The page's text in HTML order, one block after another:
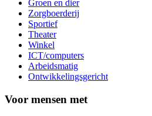
Groen en dier
Zorgboerderij
Sportief
Theater
Winkel
ICT/computers
Arbeidsmatig
Ontwikkelingsgericht
Voor mensen met